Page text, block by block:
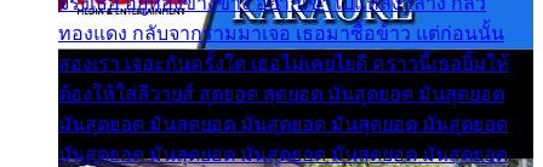
ทองแดง กลับจากรามมาเจอ เธอมาซื้อข้าว แต่ก่อนนั้น
สองเรา เจอะกันครั้งใด เธอไม่เคยไยดี คราวนี้เธอยิ้มให้
ต้องให้ใส่ลีวายส์ สุดยอด สุดยอด มันสุดยอด มันสุดยอด
มันสุดยอด มันสุดยอด มันสุดยอด มันสุดยอด มันสุดยอด
มันสุดยอด มันสุดยอด มันสุดยอด มันสุดยอด มันสุดยอด